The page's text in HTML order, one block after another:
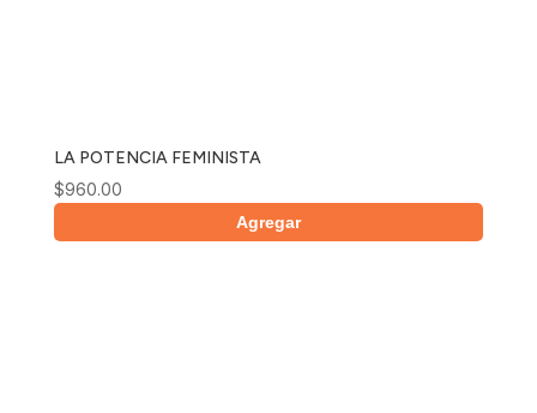
LA POTENCIA FEMINISTA
$960.00
Agregar